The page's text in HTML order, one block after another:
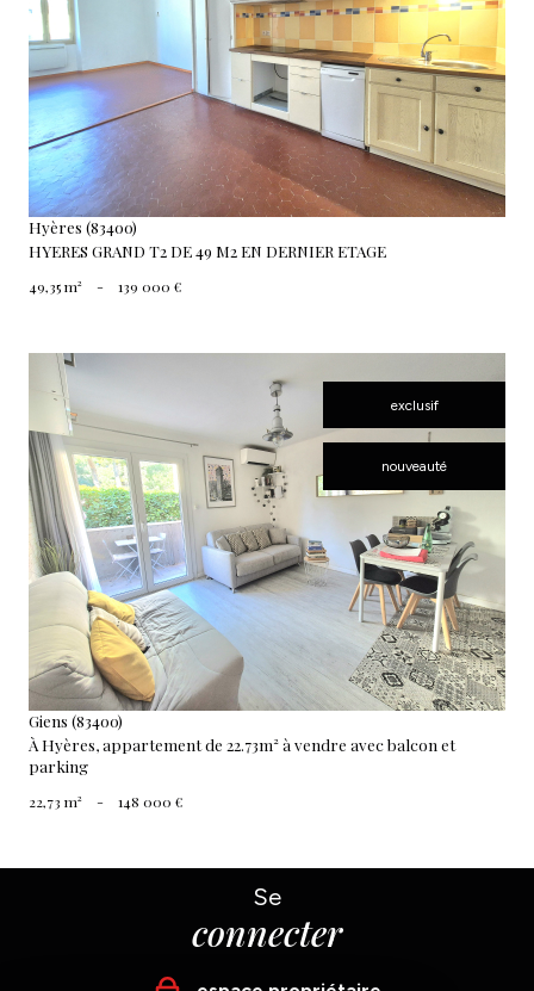
voir le bien
Hyères (83400)
HYERES GRAND T2 DE 49 M2 EN DERNIER ETAGE
49,35 m² - 139 000 €
exclusif
nouveauté
voir le bien
Giens (83400)
À Hyères, appartement de 22.73m² à vendre avec balcon et
parking
22,73 m² - 148 000 €
Se
connecter